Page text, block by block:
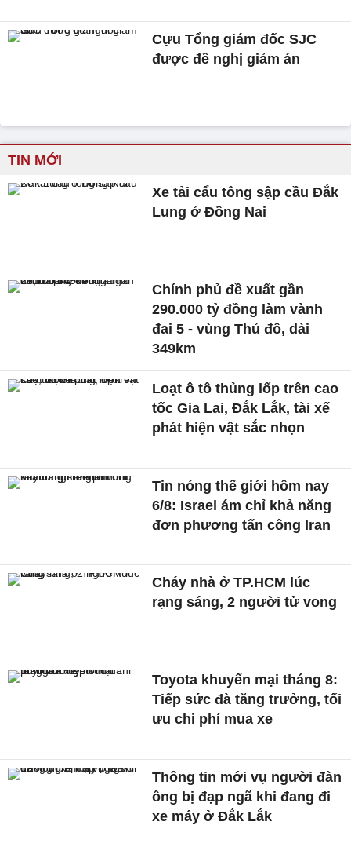
Cựu Tổng giám đốc SJC
được đề nghị giảm án
TIN MỚI
Xe tải cẩu tông sập cầu Đắk
Lung ở Đồng Nai
Chính phủ đề xuất gần
290.000 tỷ đồng làm vành
đai 5 - vùng Thủ đô, dài
349km
Loạt ô tô thủng lốp trên cao
tốc Gia Lai, Đắk Lắk, tài xế
phát hiện vật sắc nhọn
Tin nóng thế giới hôm nay
6/8: Israel ám chỉ khả năng
đơn phương tấn công Iran
Cháy nhà ở TP.HCM lúc
rạng sáng, 2 người tử vong
Toyota khuyến mại tháng 8:
Tiếp sức đà tăng trưởng, tối
ưu chi phí mua xe
Thông tin mới vụ người đàn
ông bị đạp ngã khi đang đi
xe máy ở Đắk Lắk